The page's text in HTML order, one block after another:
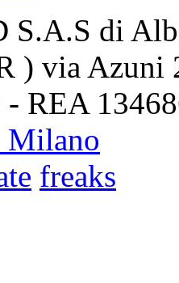
di
) via
- REA
freaks